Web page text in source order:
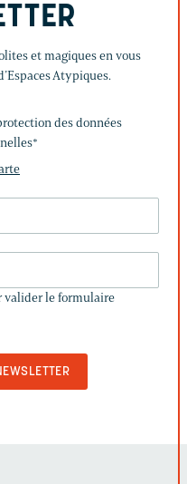
et magiques en vous
Atypiques.
des données
*
valider le formulaire